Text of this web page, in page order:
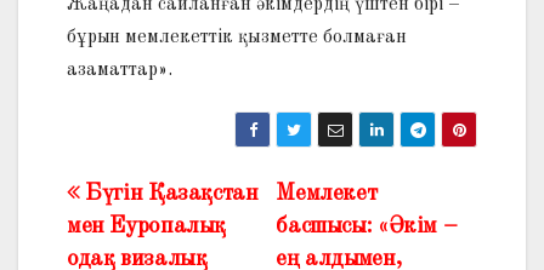
Жаңадан сайланған әкімдердің үштен бірі –
бұрын мемлекеттік қызметте болмаған
азаматтар».
Жазба
навигациясы
Мемлекет
басшысы: «Әкім –
ең алдымен,
Бүгін Қазақстан
мен Еуропалық
одақ визалық